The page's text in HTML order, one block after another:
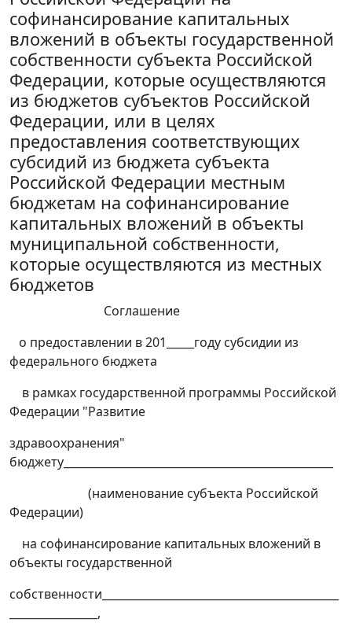
софинансирование капитальных
вложений в объекты государственной
собственности субъекта Российской
Федерации, которые осуществляются
из бюджетов субъектов Российской
Федерации, или в целях
предоставления соответствующих
субсидий из бюджета субъекта
Российской Федерации местным
бюджетам на софинансирование
капитальных вложений в объекты
муниципальной собственности,
которые осуществляются из местных
бюджетов
Соглашение
о предоставлении в 201_____году субсидии из
федерального бюджета
в рамках государственной программы Российской
Федерации "Развитие
здравоохранения"
бюджету_________________________________________________
(наименование субъекта Российской
Федерации)
на софинансирование капитальных вложений в
объекты государственной
собственности___________________________________________
________________,